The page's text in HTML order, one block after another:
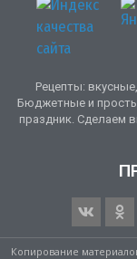
Рецепты:
Бюджетные и
праздник. Сделаем
Копирование